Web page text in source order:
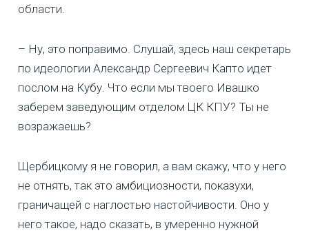
области.
– Ну, это поправимо. Слушай, здесь наш секретарь
по идеологии Александр Сергеевич Капто идет
послом на Кубу. Что если мы твоего Ивашко
заберем заведующим отделом ЦК КПУ? Ты не
возражаешь?
Щербицкому я не говорил, а вам скажу, что у него
не отнять, так это амбициозности, показухи,
граничащей с наглостью настойчивости. Оно у
него такое, надо сказать, в умеренно нужной